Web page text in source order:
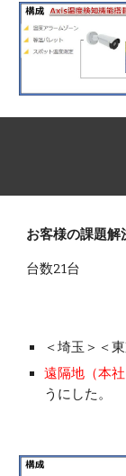
お客様の課題解
台数21台
＜埼玉＞＜
遠隔地（本
うにした。